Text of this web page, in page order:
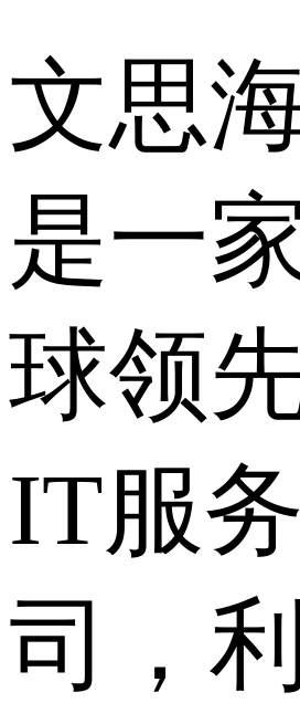
文思
是一
球领
IT服
司，